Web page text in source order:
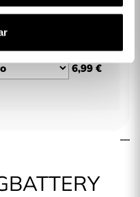
6,99 €